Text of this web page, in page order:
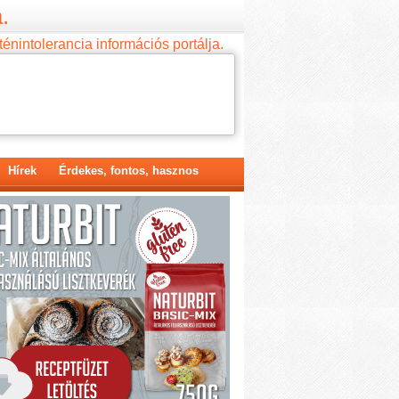
információs portálja.
Hírek Érdekes, fontos, hasznos